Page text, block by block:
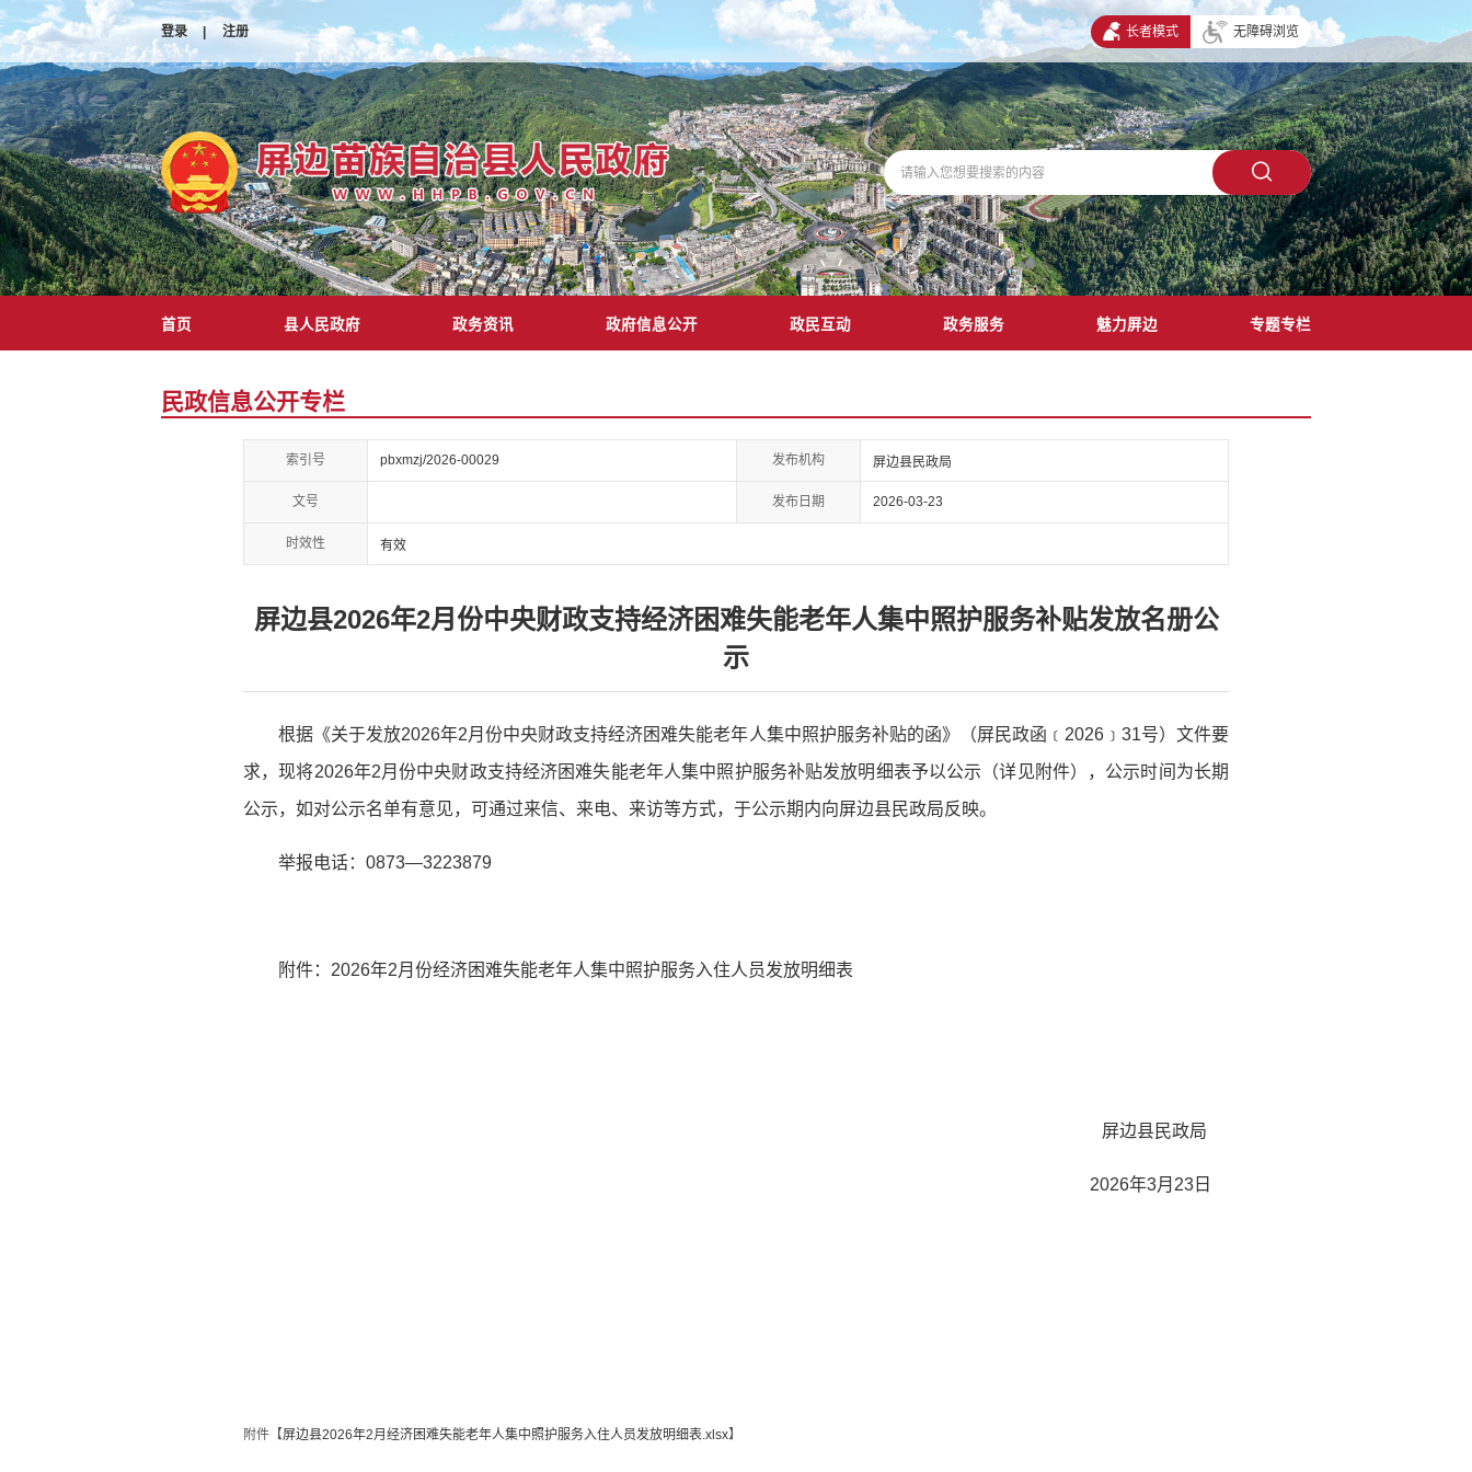
登录 | 注册 长者模式 无障碍浏览
首页 县人民政府 政务资讯 政府信息公开 政民互动 政务服务 魅力屏边 专题专栏
民政信息公开专栏
索引号 pbxmzj/2026-00029 发布机构 屏边县民政局
文号 发布日期 2026-03-23
时效性 有效
屏边县2026年2月份中央财政支持经济困难失能老年人集中照护服务补贴发放名册公
示
根据《关于发放2026年2月份中央财政支持经济困难失能老年人集中照护服务补贴的函》（屏民政函﹝2026﹞31号）文件要
求，现将2026年2月份中央财政支持经济困难失能老年人集中照护服务补贴发放明细表予以公示（详见附件），公示时间为长期
公示，如对公示名单有意见，可通过来信、来电、来访等方式，于公示期内向屏边县民政局反映。
举报电话：0873—3223879
附件：2026年2月份经济困难失能老年人集中照护服务入住人员发放明细表
屏边县民政局
2026年3月23日
附件【屏边县2026年2月经济困难失能老年人集中照护服务入住人员发放明细表.xlsx】